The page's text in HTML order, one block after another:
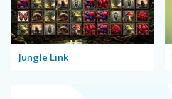
Jungle Link